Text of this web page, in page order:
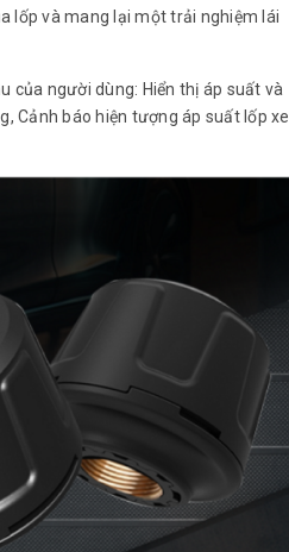
lốp và mang lại một trải nghiệm lái
của người dùng: Hiển thị áp suất và
Cảnh báo hiện tượng áp suất lốp xe